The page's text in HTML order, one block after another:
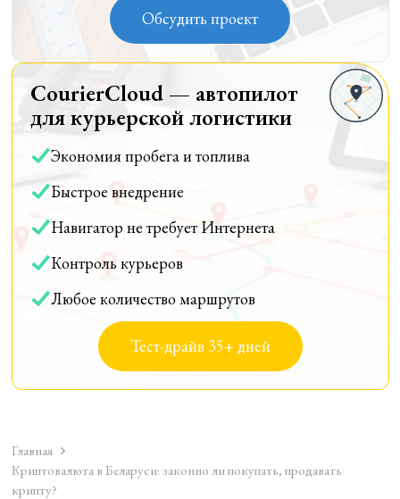
Обсудить проект
CourierCloud — автопилот
для курьерской логистики
Экономия пробега и топлива
Быстрое внедрение
Навигатор не требует Интернета
Контроль курьеров
Любое количество маршрутов
Тест-драйв 35+ дней
Главная
Криптовалюта в Беларуси: законно ли покупать, продавать
крипту?